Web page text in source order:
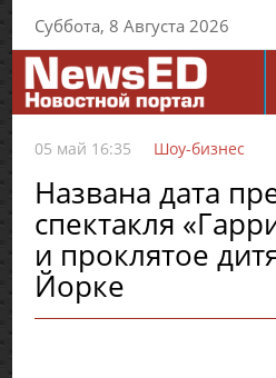
Суббота, 8 Августа 2026
05 май 16:35 Шоу-бизнес
Названа дата
спектакля
и проклятое
Йорке